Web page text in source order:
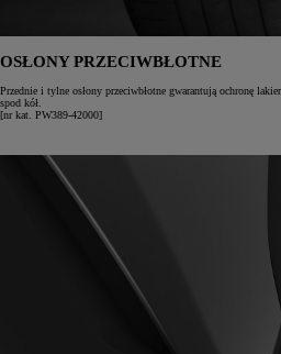
OSŁONY PRZECIWBŁOTNE
Przednie i tylne osłony przeciwbłotne gwarantują ochronę
spod kół.
[nr kat. PW389-42000]